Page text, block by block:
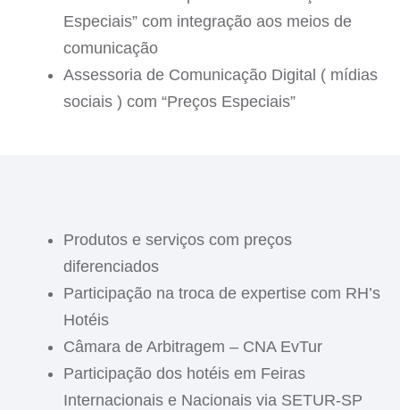
Especiais” com integração aos meios de
comunicação
Assessoria de Comunicação Digital ( mídias
sociais ) com “Preços Especiais”
Produtos e serviços com preços
diferenciados
Participação na troca de expertise com RH’s
Hotéis
Câmara de Arbitragem – CNA EvTur
Participação dos hotéis em Feiras
Internacionais e Nacionais via SETUR-SP